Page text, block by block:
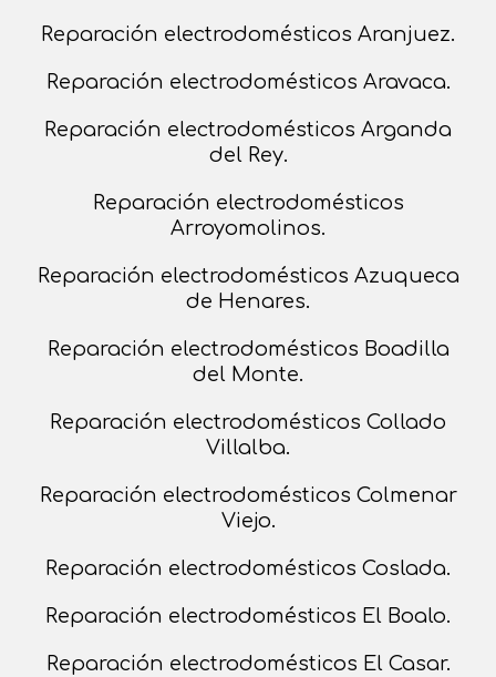
Reparación electrodomésticos Aranjuez.
Reparación electrodomésticos Aravaca.
Reparación electrodomésticos Arganda
del Rey.
Reparación electrodomésticos
Arroyomolinos.
Reparación electrodomésticos Azuqueca
de Henares.
Reparación electrodomésticos Boadilla
del Monte.
Reparación electrodomésticos Collado
Villalba.
Reparación electrodomésticos Colmenar
Viejo.
Reparación electrodomésticos Coslada.
Reparación electrodomésticos El Boalo.
Reparación electrodomésticos El Casar.